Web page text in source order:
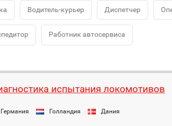
Водитель-курьер Диспетчер
Работник автосервиса
испытания локомотивов
Германия Голландия Дания